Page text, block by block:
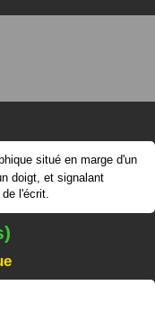
situé en marge d'un
doigt, et signalant
de l'écrit.